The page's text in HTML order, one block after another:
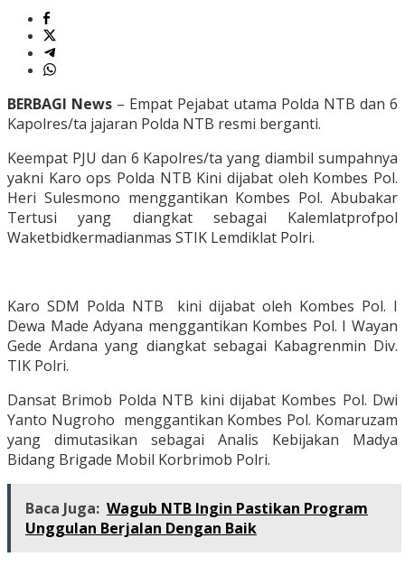
BERBAGI News – Empat Pejabat utama Polda NTB dan 6
Kapolres/ta jajaran Polda NTB resmi berganti.
Keempat PJU dan 6 Kapolres/ta yang diambil sumpahnya
yakni Karo ops Polda NTB Kini dijabat oleh Kombes Pol.
Heri Sulesmono menggantikan Kombes Pol. Abubakar
Tertusi yang diangkat sebagai Kalemlatprofpol
Waketbidkermadianmas STIK Lemdiklat Polri.
Karo SDM Polda NTB kini dijabat oleh Kombes Pol. I
Dewa Made Adyana menggantikan Kombes Pol. I Wayan
Gede Ardana yang diangkat sebagai Kabagrenmin Div.
TIK Polri.
Dansat Brimob Polda NTB kini dijabat Kombes Pol. Dwi
Yanto Nugroho menggantikan Kombes Pol. Komaruzam
yang dimutasikan sebagai Analis Kebijakan Madya
Bidang Brigade Mobil Korbrimob Polri.
Baca Juga: Wagub NTB Ingin Pastikan Program
Unggulan Berjalan Dengan Baik